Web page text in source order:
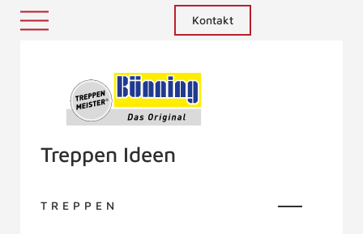
Kontakt
Treppen Ideen
TREPPEN